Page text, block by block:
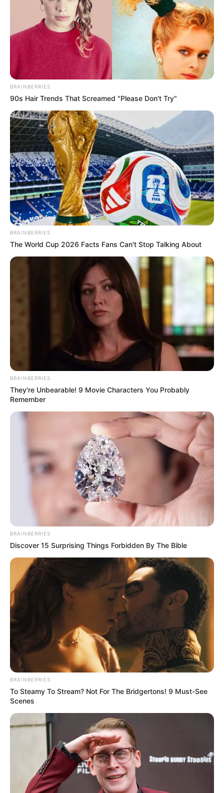
Le Tirage gagnant du pronostic
en or de Logic-Prono
Les meilleurs de ces pronostics sont sur la toute
nouvelle version du logiciel 100 % gratuit
Prono V3. Vous n’avez plus qu’à les sélectionner et
l’unique et super logiciel du Tiercé Quarté Quinté du
jour en fera la synthèse, ce qui sera peut-être le
meilleur pronostic PMU gagnant.
Meilleur Pronostic gagnant au
Tiercé Quinté
Qui est le meilleur actuellement au pronostic du
Tiercé Quarté Quinté? Pour rester informé, suivez
quotidiennement lesstatistiquesréalisées d’après la
sélection de la presse hippique que vous propose Le
Tocard.fr. Découvrez également parmi tous ces
pronostiqueurs professionnels, celui qui vous
donne les meilleurs pronostics pour les jeux du
Couplé (Jumelé) , 2sur4 et du jeu simple placé.
meilleures-stats
qui sont réalisées
dans notre zone Turf en temps réel, avec une mise à
jour quotidienne établie après chaque arrivée du
Tiercé Quarté Quinté, dès que les résultats définitifs
sont annoncés et validés officiellement par le PMU.
Base solide et logique du Tiercé
Quinté du jour
2 bases Quinté ou la base solide et incontournable
du Tiercé Quarté Quinté du jour, soit un cheval ou
des chevaux en or. Parmi les plus cités de la presse
du Turf d’où on l’espère une véritable base solide,
BRAINBERRIES
90s Hair Trends That Screamed "Please Don't Try"
BRAINBERRIES
The World Cup 2026 Facts Fans Can't Stop Talking About
BRAINBERRIES
They're Unbearable! 9 Movie Characters You Probably
Remember
BRAINBERRIES
Discover 15 Surprising Things Forbidden By The Bible
BRAINBERRIES
To Steamy To Stream? Not For The Bridgertons! 9 Must-See
Scenes